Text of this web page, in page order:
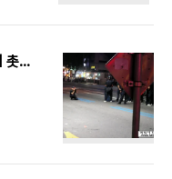
기념 촬영하던 전의경에게 - 부시 반대 촛불 집회에서